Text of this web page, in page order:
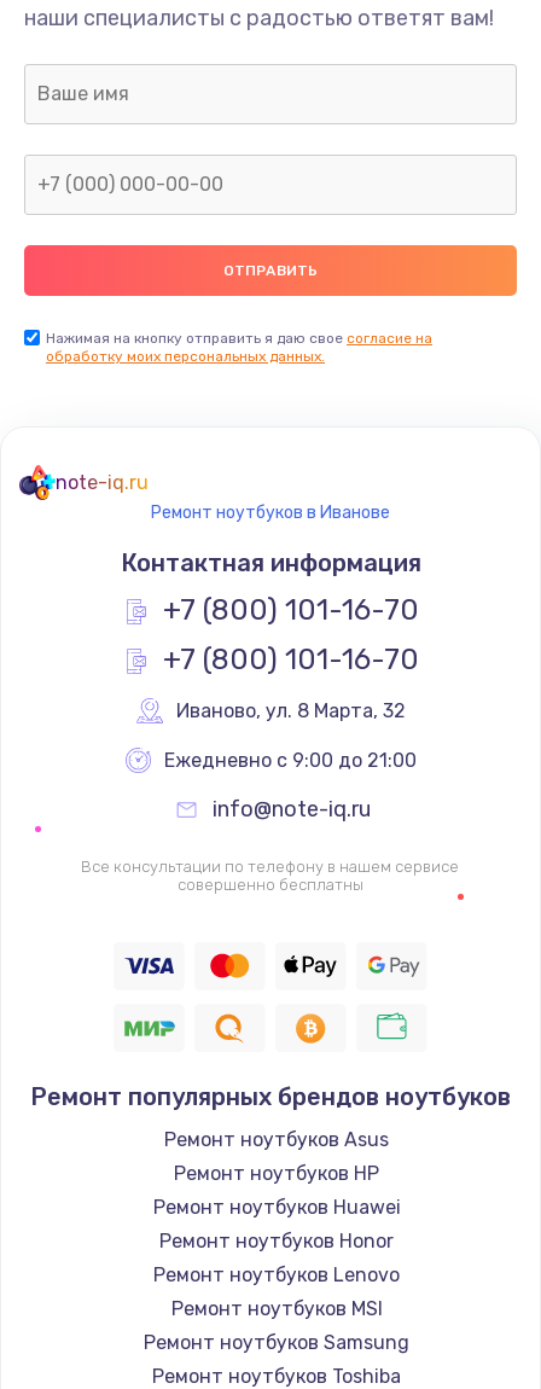
наши специалисты с радостью ответят вам!
Нажимая на кнопку отправить я даю свое согласие на
обработку моих персональных данных.
note-iq.ru
Ремонт ноутбуков в Иванове
Контактная информация
+7 (800) 101-16-70
+7 (800) 101-16-70
Иваново, ул. 8 Марта, 32
Ежедневно с 9:00 до 21:00
info@note-iq.ru
Все консультации по телефону в нашем сервисе
совершенно бесплатны
Ремонт популярных брендов ноутбуков
Ремонт ноутбуков Asus
Ремонт ноутбуков HP
Ремонт ноутбуков Huawei
Ремонт ноутбуков Honor
Ремонт ноутбуков Lenovo
Ремонт ноутбуков MSI
Ремонт ноутбуков Samsung
Ремонт ноутбуков Toshiba